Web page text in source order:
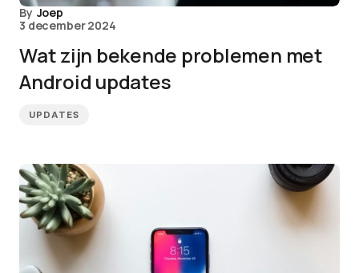
By Joep
3 december 2024
Wat zijn bekende problemen met
Android updates
UPDATES